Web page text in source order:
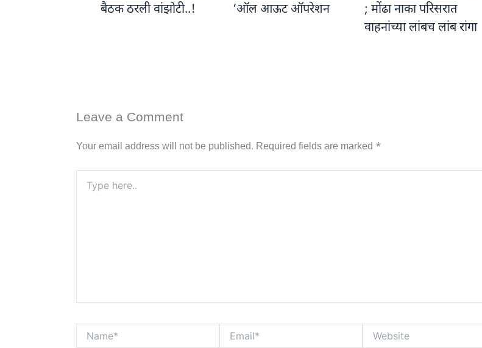
बैठक ठरली वांझोटी..!
‘ऑल आऊट ऑपरेशन
; मोंढा नाका परिसरात
वाहनांच्या लांबच लांब रांगा
Leave a Comment
Your email address will not be published. Required fields are marked *
here..